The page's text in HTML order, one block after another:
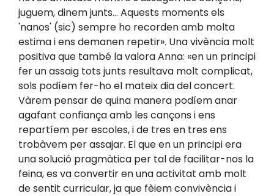
juguem, dinem junts... Aquests moments els
'nanos' (sic) sempre ho recorden amb molta
estima i ens demanen repetir». Una vivència molt
positiva que també la valora Anna: «en un principi
fer un assaig tots junts resultava molt complicat,
sols podíem fer-ho el mateix dia del concert.
Vàrem pensar de quina manera podíem anar
agafant confiança amb les cançons i ens
repartíem per escoles, i de tres en tres ens
trobàvem per assajar. El que en un principi era
una solució pragmàtica per tal de facilitar-nos la
feina, es va convertir en una activitat amb molt
de sentit curricular, ja que fèiem convivència i